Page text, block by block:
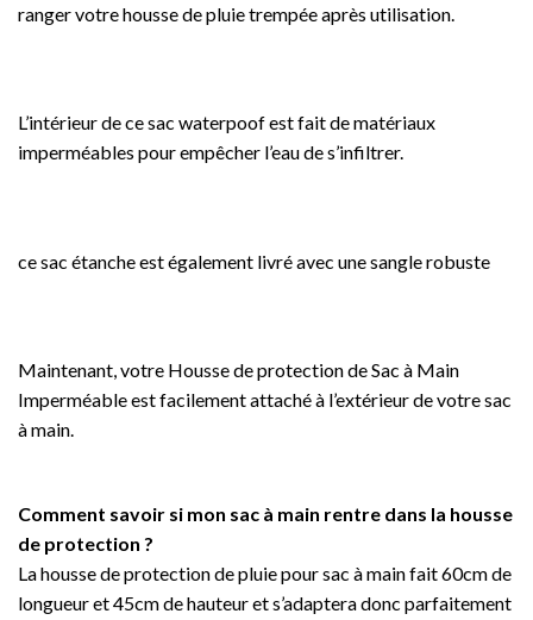
ranger votre housse de pluie trempée après utilisation.
L’intérieur de ce sac waterpoof est fait de matériaux
imperméables pour empêcher l’eau de s’infiltrer.
ce sac étanche est également livré avec une sangle robuste
Maintenant, votre Housse de protection de Sac à Main
Imperméable est facilement attaché à l’extérieur de votre sac
à main.
Comment savoir si mon sac à main rentre dans la housse
de protection ?
La housse de protection de pluie pour sac à main fait 60cm de
longueur et 45cm de hauteur et s’adaptera donc parfaitement